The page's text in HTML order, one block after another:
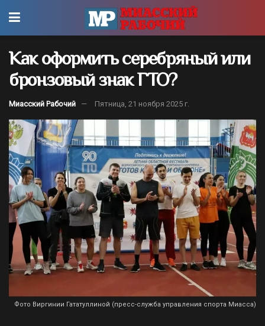
Как оформить серебряный или
бронзовый знак ГТО?
Миасский Рабочий Пятница, 21 ноября 2025 г.
Фото Виргинии Гататуллиной (пресс-служба управления спорта Миасса)